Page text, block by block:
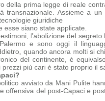
della prima legge di reale
transnazionale. Assieme a
giuridiche
esse siano state applicate.
l’abolizione del
e sono oggi il
quando ancora molti si
del continente, è
più cari è stato proprio il
avviato da Mani Pulite
offensiva del post-Capaci e